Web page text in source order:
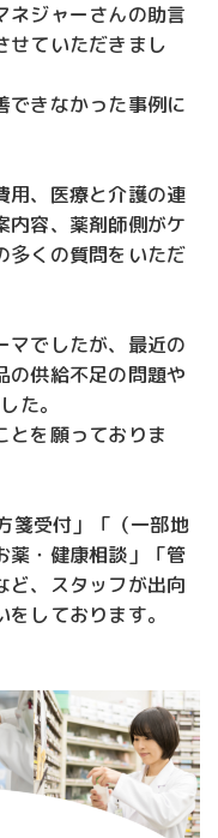
ネジャーさんの助言
せていただきまし
できなかった事例に
用、医療と介護の連
内容、薬剤師側がケ
多くの質問をいただ
マでしたが、最近の
の供給不足の問題や
た。
とを願っておりま
箋受付」「（一部地
薬・健康相談」「管
ど、スタッフが出向
しております。